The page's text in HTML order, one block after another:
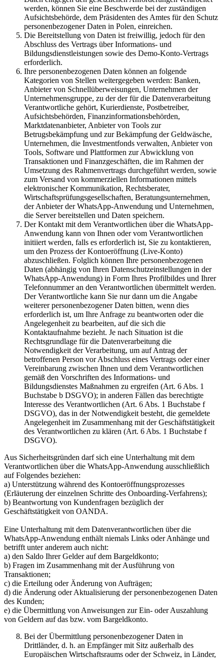
werden, können Sie eine Beschwerde bei der zuständigen
Aufsichtsbehörde, dem Präsidenten des Amtes für den Schutz
personenbezogener Daten in Polen, einreichen.
Die Bereitstellung von Daten ist freiwillig, jedoch für den
Abschluss des Vertrags über Informations- und
Bildungsdienstleistungen sowie des Demo-Konto-Vertrags
erforderlich.
Ihre personenbezogenen Daten können an folgende
Kategorien von Stellen weitergegeben werden: Banken,
Anbieter von Schnellüberweisungen, Unternehmen der
Unternehmensgruppe, zu der der für die Datenverarbeitung
Verantwortliche gehört, Kurierdienste, Postbetreiber,
Aufsichtsbehörden, Finanzinformationsbehörden,
Marktdatenanbieter, Anbieter von Tools zur
Betrugsbekämpfung und zur Bekämpfung der Geldwäsche,
Unternehmen, die Investmentfonds verwalten, Anbieter von
Tools, Software und Plattformen zur Abwicklung von
Transaktionen und Finanzgeschäften, die im Rahmen der
Umsetzung des Rahmenvertrags durchgeführt werden, sowie
zum Versand von kommerziellen Informationen mittels
elektronischer Kommunikation, Rechtsberater,
Wirtschaftsprüfungsgesellschaften, Beratungsunternehmen,
der Anbieter der WhatsApp-Anwendung und Unternehmen,
die Server bereitstellen und Daten speichern.
Der Kontakt mit dem Verantwortlichen über die WhatsApp-
Anwendung kann von Ihnen oder vom Verantwortlichen
initiiert werden, falls es erforderlich ist, Sie zu kontaktieren,
um den Prozess der Kontoeröffnung (Live-Konto)
abzuschließen. Folglich können Ihre personenbezogenen
Daten (abhängig von Ihren Datenschutzeinstellungen in der
WhatsApp-Anwendung) in Form Ihres Profilbildes und Ihrer
Telefonnummer an den Verantwortlichen übermittelt werden.
Der Verantwortliche kann Sie nur dann um die Angabe
weiterer personenbezogener Daten bitten, wenn dies
erforderlich ist, um Ihre Anfrage zu beantworten oder die
Angelegenheit zu bearbeiten, auf die sich die
Kontaktaufnahme bezieht. Je nach Situation ist die
Rechtsgrundlage für die Datenverarbeitung die
Notwendigkeit der Verarbeitung, um auf Antrag der
betroffenen Person vor Abschluss eines Vertrags oder einer
Vereinbarung zwischen Ihnen und dem Verantwortlichen
gemäß den Vorschriften des Informations- und
Bildungsdienstes Maßnahmen zu ergreifen (Art. 6 Abs. 1
Buchstabe b DSGVO); in anderen Fällen das berechtigte
Interesse des Verantwortlichen (Art. 6 Abs. 1 Buchstabe f
DSGVO), das in der Notwendigkeit besteht, die gemeldete
Angelegenheit im Zusammenhang mit der Geschäftstätigkeit
des Verantwortlichen zu klären (Art. 6 Abs. 1 Buchstabe f
DSGVO).
Aus Sicherheitsgründen darf sich eine Unterhaltung mit dem
Verantwortlichen über die WhatsApp-Anwendung ausschließlich
auf Folgendes beziehen:
a) Unterstützung während des Kontoeröffnungsprozesses
(Erläuterung der einzelnen Schritte des Onboarding-Verfahrens);
b) Beantwortung von Kundenfragen bezüglich der
Geschäftstätigkeit von OANDA.
Eine Unterhaltung mit dem Datenverantwortlichen über die
WhatsApp-Anwendung enthält niemals Links oder Anhänge und
betrifft unter anderem auch nicht:
a) den Saldo Ihrer Gelder auf dem Bargeldkonto;
b) Fragen im Zusammenhang mit der Ausführung von
Transaktionen;
c) die Erteilung oder Änderung von Aufträgen;
d) die Änderung oder Aktualisierung der personenbezogenen Daten
des Kunden;
e) die Übermittlung von Anweisungen zur Ein- oder Auszahlung
von Geldern auf das bzw. vom Bargeldkonto.
Bei der Übermittlung personenbezogener Daten in
Drittländer, d. h. an Empfänger mit Sitz außerhalb des
Europäischen Wirtschaftsraums oder der Schweiz, in Länder,